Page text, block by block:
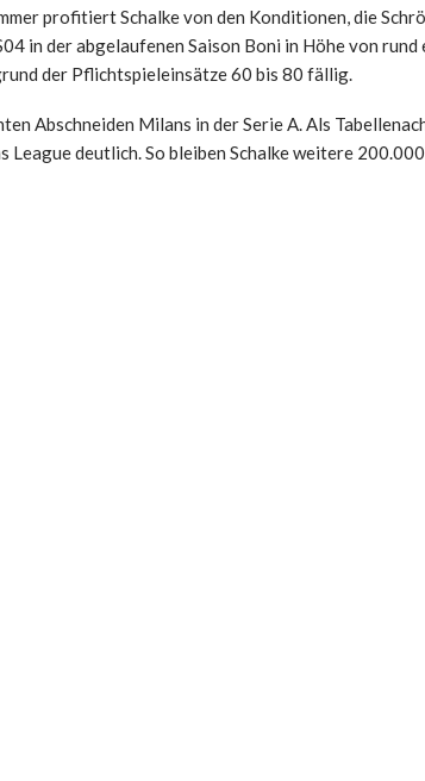
profitiert Schalke von den Konditionen, die
in der abgelaufenen Saison Boni in Höhe von rund
der Pflichtspieleinsätze 60 bis 80 fällig.
Abschneiden Milans in der Serie A. Als
League deutlich. So bleiben Schalke weitere